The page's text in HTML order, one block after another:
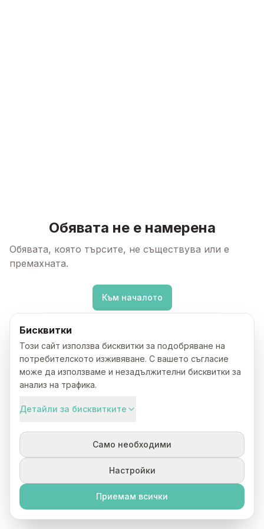
Обявата не е намерена
Обявата, която търсите, не съществува или е
премахната.
Към началото
Бисквитки
Този сайт използва бисквитки за подобряване на
потребителското изживяване. С вашето съгласие
може да използваме и незадължителни бисквитки за
анализ на трафика.
Детайли за бисквитките
Само необходими
Настройки
Приемам всички